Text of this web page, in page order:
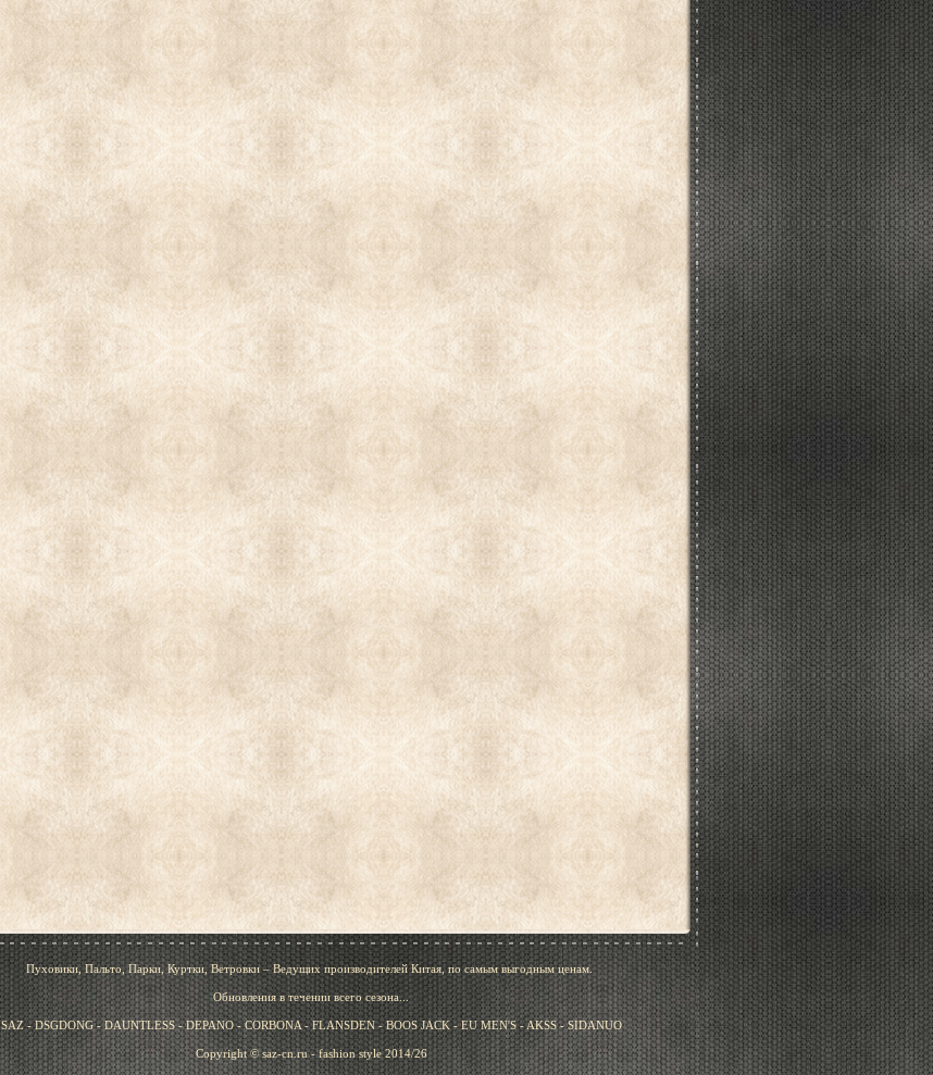
Пуховики, Пальто, Парки, Куртки, Ветровки – Ведущих производителей Китая, по самым выгодным ценам.
Обновления в течении всего сезона...
SAZ - DSGDONG - DAUNTLESS - DEPANO - CORBONA - FLANSDEN - BOOS JACK - EU MEN'S - AKSS - SIDANUO
Copyright © saz-cn.ru - fashion style 2014/26